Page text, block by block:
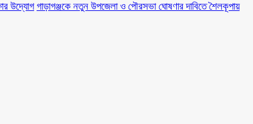
উদ্যোগ গাড়াগঞ্জকে নতুন উপজেলা ও পৌরসভা ঘোষণার দাবিতে শৈলকূপায়